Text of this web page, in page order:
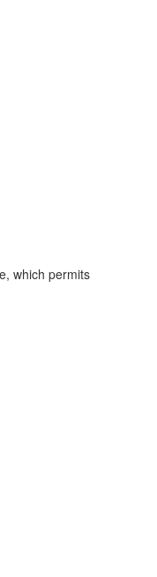
, which permits